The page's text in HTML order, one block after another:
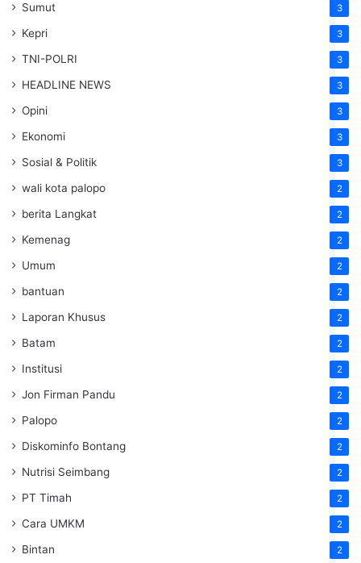
Sumut 3
Kepri 3
TNI-POLRI 3
HEADLINE NEWS 3
Opini 3
Ekonomi 3
Sosial & Politik 3
wali kota palopo 2
berita Langkat 2
Kemenag 2
Umum 2
bantuan 2
Laporan Khusus 2
Batam 2
Institusi 2
Jon Firman Pandu 2
Palopo 2
Diskominfo Bontang 2
Nutrisi Seimbang 2
PT Timah 2
Cara UMKM 2
Bintan 2